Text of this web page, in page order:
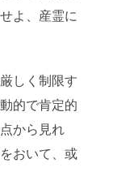
よ、産霊に
しく制限す
的で肯定的
から見れ
おいて、或